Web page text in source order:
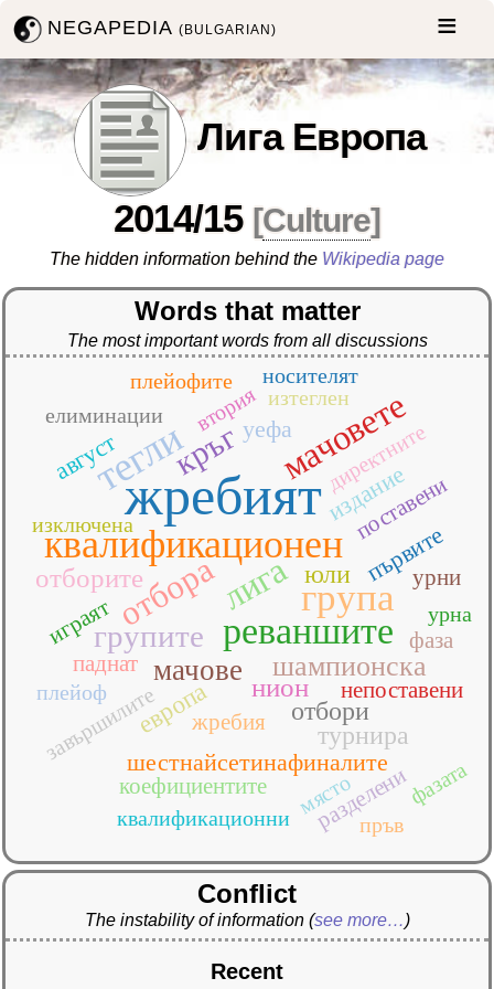
NEGAPEDIA(BULGARIAN)
Лига Европа
2014/15 [Culture]
The hidden information behind the Wikipedia page
Words that matter
The most important words from all discussions
жребият
тегли
квалификационен
група
реваншите
лига
мачовете
отбора
кръг
групите
мачове шампионска
нион
отборите
отбори
турнира
юли
европа
август
издание
първите
уефа
шестнайсетинафиналите
жребия
играят
коефициентите
непоставени
паднат
поставени
разделени
урни
фаза
втория
директните
елиминации
завършилите
изключена
изтеглен
квалификационни
място
носителят
плейоф
плейофите
пръв
урна
фазата
Conflict
The instability of information (see more…)
Recent